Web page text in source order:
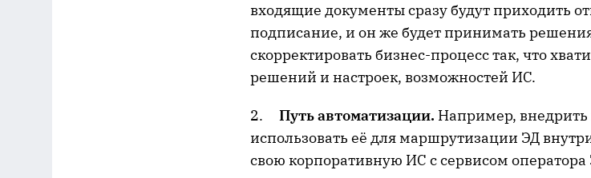
входящие документы сразу будут приходить
подписание, и он же будет принимать
скорректировать бизнес-процесс так, что
решений и настроек, возможностей ИС.
2. Путь автоматизации. Например,
использовать её для маршрутизации ЭД
свою корпоративную ИС с сервисом оператора